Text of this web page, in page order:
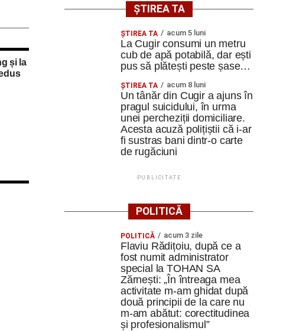
și la
ȘTIREA TA
ȘTIREA TA acum 5 luni
La Cugir consumi un metru
cub de apă potabilă, dar ești
pus să plătești peste șase…
ȘTIREA TA acum 8 luni
Un tânăr din Cugir a ajuns în
pragul suicidului, în urma
unei percheziții domiciliare.
Acesta acuză polițiștii că i-ar
fi sustras bani dintr-o carte
de rugăciuni
PUBLICITATE
POLITICĂ
POLITICĂ acum 3 zile
Flaviu Rădițoiu, după ce a
fost numit administrator
special la TOHAN SA
Zărnești: „În întreaga mea
activitate m-am ghidat după
două principii de la care nu
m-am abătut: corectitudinea
și profesionalismul”